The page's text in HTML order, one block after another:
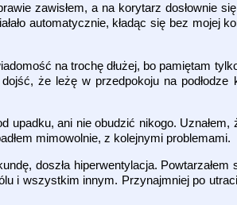
zawisłem, a na korytarz dosłownie
automatycznie, kładąc się bez mojej
na trochę dłużej, bo pamiętam
że leżę w przedpokoju na podłodze
upadku, ani nie obudzić nikogo.
mimowolnie, z kolejnymi problemami.
doszła hiperwentylacja.
i wszystkim innym. Przynajmniej po